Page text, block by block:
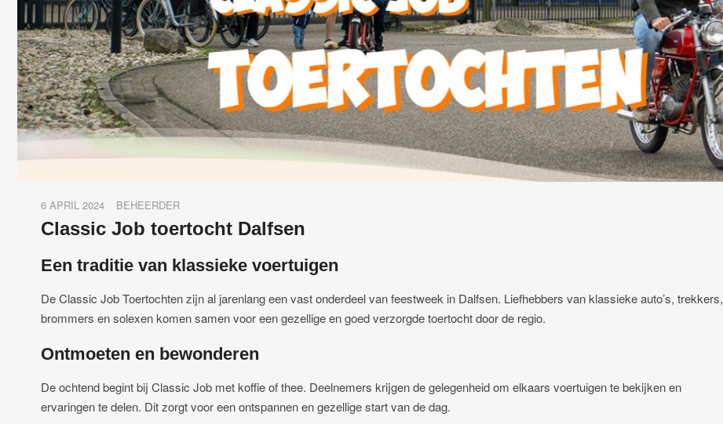
6 APRIL 2024 BEHEERDER
Classic Job toertocht Dalfsen
Een traditie van klassieke voertuigen
De Classic Job Toertochten zijn al jarenlang een vast onderdeel van feestweek in Dalfsen. Liefhebbers van klassieke auto’s, trekkers,
brommers en solexen komen samen voor een gezellige en goed verzorgde toertocht door de regio.
Ontmoeten en bewonderen
De ochtend begint bij Classic Job met koffie of thee. Deelnemers krijgen de gelegenheid om elkaars voertuigen te bekijken en
ervaringen te delen. Dit zorgt voor een ontspannen en gezellige start van de dag.